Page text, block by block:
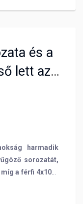
és a
lett az
harmadik
sorozatát,
a férfi 4x100-